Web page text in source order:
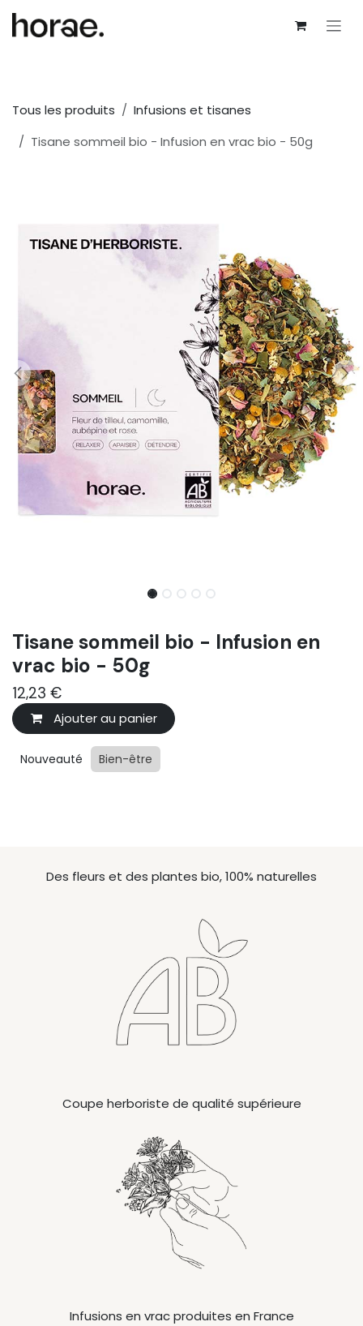
Tous les produits
Infusions et tisanes
Tisane sommeil bio - Infusion en vrac bio - 50g
Tisane sommeil bio - Infusion en
vrac bio - 50g
12,23 €
Ajouter au panier
Nouveauté Bien-être
Des fleurs et des plantes bio, 100% naturelles
Coupe herboriste de qualité supérieure
Infusions en vrac produites en France